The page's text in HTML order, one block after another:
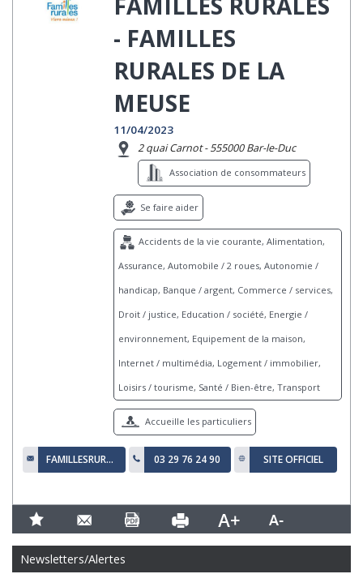
- FAMILLES
RURALES DE LA
MEUSE
11/04/2023
2 quai Carnot - 555000 Bar-le-Duc
Association de consommateurs
Se faire aider
Accidents de la vie courante, Alimentation,
Assurance, Automobile / 2 roues, Autonomie /
handicap, Banque / argent, Commerce / services,
Droit / justice, Education / société, Energie /
environnement, Equipement de la maison,
Internet / multimédia, Logement / immobilier,
Loisirs / tourisme, Santé / Bien-être, Transport
Accueille les particuliers
FAMILLESRURALES.MEUSE@WANADOO.FR 03 29 76 24 90 SITE OFFICIEL
Newsletters/Alertes